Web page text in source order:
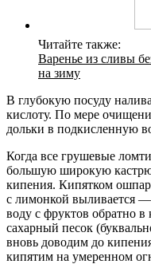
Читайте также:
Варенье из сливы
на зиму
В глубокую посуду
кислоту. По мере
дольки в подкисленную
Когда все грушевые
большую широкую
кипения. Кипятком
с лимонкой выливается
воду с фруктов обратно
сахарный песок
вновь доводим до
кипятим на умеренном